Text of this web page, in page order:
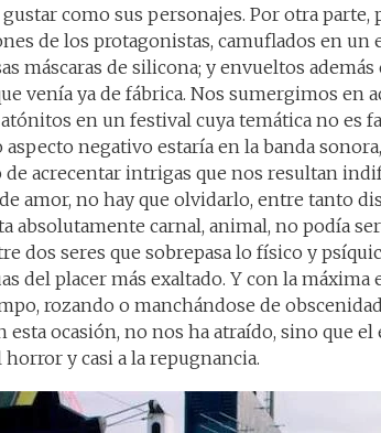
como sus personajes. Por otra
de los protagonistas, camuflados en un
máscaras de silicona; y envueltos
venía ya de fábrica. Nos sumergimos en
en un festival cuya temática no es
aspecto negativo estaría en la banda
acrecentar intrigas que nos resultan
amor, no hay que olvidarlo, entre tanto
absolutamente carnal, animal, no podía
dos seres que sobrepasa lo físico y
del placer más exaltado. Y con la
rozando o manchándose de
esta ocasión, no nos ha atraído, sino que
horror y casi a la repugnancia.